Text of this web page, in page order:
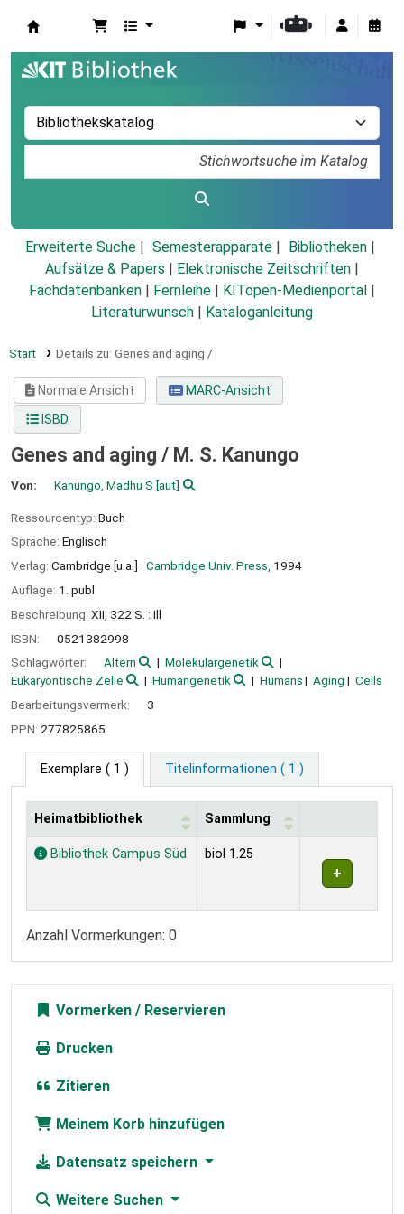
Erweiterte Suche Semesterapparate
Bibliotheken
Aufsätze & Papers
Elektronische Zeitschriften
Fachdatenbanken
Fernleihe KITopen-Medienportal
Literaturwunsch
Kataloganleitung
Start Details zu: Genes and aging /
Normale Ansicht
MARC-Ansicht
ISBD
Genes and aging / M. S. Kanungo
Von: Kanungo, Madhu S [aut]
Ressourcentyp: Buch
Sprache: Englisch
Verlag: Cambridge [u.a.] : Cambridge Univ. Press, 1994
Auflage: 1. publ
Beschreibung: XII, 322 S. : Ill
ISBN:
0521382998
Schlagwörter:
Altern
Molekulargenetik
Eukaryontische Zelle
Humangenetik Humans Aging
Cells
Bearbeitungsvermerk:
3
PPN: 277825865
Exemplare ( 1 ) Titelinformationen ( 1 )
Exemplare
Heimatbibliothek Sammlung
Bibliothek Campus Süd biol 1.25
Anzahl Vormerkungen: 0
Vormerken
Drucken
Zitieren
Meinem Korb hinzufügen
Datensatz speichern
Weitere Suchen